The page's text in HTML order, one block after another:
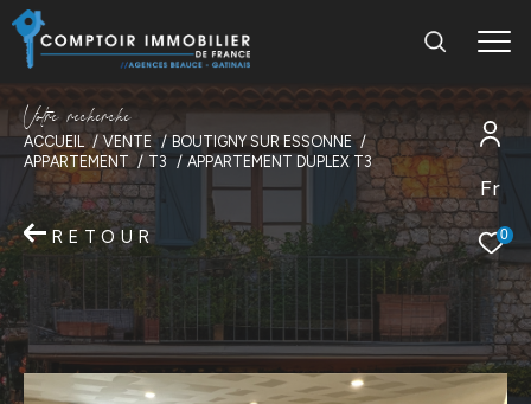
Fr
0
Votre recherche
ACCUEIL VENTE
BOUTIGNY SUR ESSONNE
APPARTEMENT
T3 APPARTEMENT DUPLEX T3
RETOUR